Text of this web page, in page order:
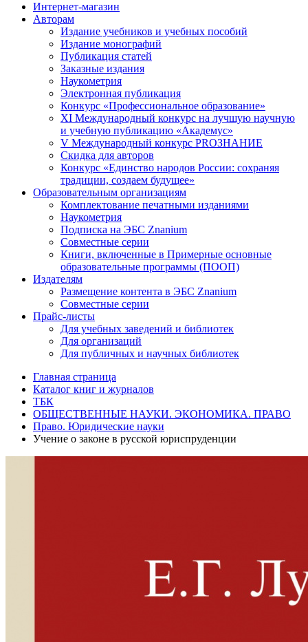
Интернет-магазин
Авторам
Издание учебников и учебных пособий
Издание монографий
Публикация статей
Заказные издания
Наукометрия
Электронная публикация
Конкурс «Профессиональное образование»
XI Международный конкурс на лучшую научную
и учебную публикацию «Академус»
V Международный конкурс PROЗНАНИЕ
Скидка для авторов
Конкурс «Единство народов России: сохраняя
традиции, создаем будущее»
Образовательным организациям
Комплектование печатными изданиями
Наукометрия
Подписка на ЭБС Znanium
Совместные серии
Книги, включенные в Примерные основные
образовательные программы (ПООП)
Издателям
Размещение контента в ЭБС Znanium
Совместные серии
Прайс-листы
Для учебных заведений и библиотек
Для организаций
Для публичных и научных библиотек
Главная страница
Каталог книг и журналов
ТБК
ОБЩЕСТВЕННЫЕ НАУКИ. ЭКОНОМИКА. ПРАВО
Право. Юридические науки
Учение о законе в русской юриспруденции